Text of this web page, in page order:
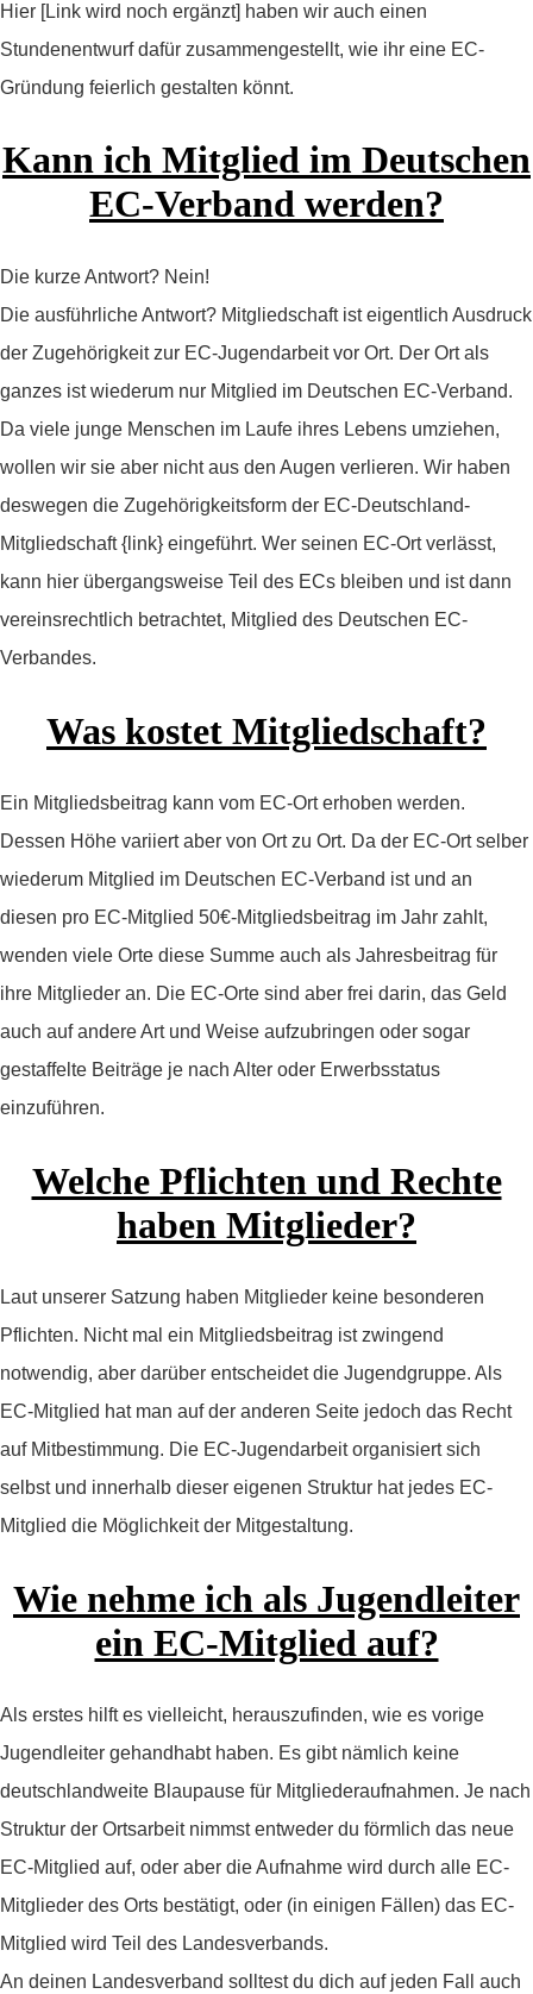
Hier [Link wird noch ergänzt] haben wir auch einen
Stundenentwurf dafür zusammengestellt, wie ihr eine EC-
Gründung feierlich gestalten könnt.
Kann ich Mitglied im Deutschen
EC-Verband werden?
Die kurze Antwort? Nein!
Die ausführliche Antwort? Mitgliedschaft ist eigentlich Ausdruck
der Zugehörigkeit zur EC-Jugendarbeit vor Ort. Der Ort als
ganzes ist wiederum nur Mitglied im Deutschen EC-Verband.
Da viele junge Menschen im Laufe ihres Lebens umziehen,
wollen wir sie aber nicht aus den Augen verlieren. Wir haben
deswegen die Zugehörigkeitsform der EC-Deutschland-
Mitgliedschaft {link} eingeführt. Wer seinen EC-Ort verlässt,
kann hier übergangsweise Teil des ECs bleiben und ist dann
vereinsrechtlich betrachtet, Mitglied des Deutschen EC-
Verbandes.
Was kostet Mitgliedschaft?
Ein Mitgliedsbeitrag kann vom EC-Ort erhoben werden.
Dessen Höhe variiert aber von Ort zu Ort. Da der EC-Ort selber
wiederum Mitglied im Deutschen EC-Verband ist und an
diesen pro EC-Mitglied 50€-Mitgliedsbeitrag im Jahr zahlt,
wenden viele Orte diese Summe auch als Jahresbeitrag für
ihre Mitglieder an. Die EC-Orte sind aber frei darin, das Geld
auch auf andere Art und Weise aufzubringen oder sogar
gestaffelte Beiträge je nach Alter oder Erwerbsstatus
einzuführen.
Welche Pflichten und Rechte
haben Mitglieder?
Laut unserer Satzung haben Mitglieder keine besonderen
Pflichten. Nicht mal ein Mitgliedsbeitrag ist zwingend
notwendig, aber darüber entscheidet die Jugendgruppe. Als
EC-Mitglied hat man auf der anderen Seite jedoch das Recht
auf Mitbestimmung. Die EC-Jugendarbeit organisiert sich
selbst und innerhalb dieser eigenen Struktur hat jedes EC-
Mitglied die Möglichkeit der Mitgestaltung.
Wie nehme ich als Jugendleiter
ein EC-Mitglied auf?
Als erstes hilft es vielleicht, herauszufinden, wie es vorige
Jugendleiter gehandhabt haben. Es gibt nämlich keine
deutschlandweite Blaupause für Mitgliederaufnahmen. Je nach
Struktur der Ortsarbeit nimmst entweder du förmlich das neue
EC-Mitglied auf, oder aber die Aufnahme wird durch alle EC-
Mitglieder des Orts bestätigt, oder (in einigen Fällen) das EC-
Mitglied wird Teil des Landesverbands.
An deinen Landesverband solltest du dich auf jeden Fall auch